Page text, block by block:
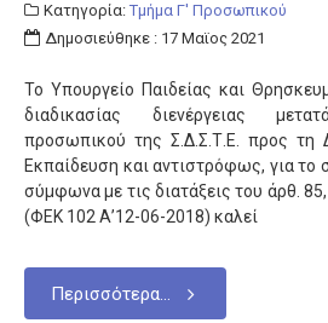
Κατηγορία: Τμήμα Γ' Προσωπικού
Δημοσιεύθηκε : 17 Μαϊος 2021
Το Υπουργείο Παιδείας και
διαδικασίας διενέργειας
προσωπικού της Σ.Δ.Σ.Τ.Ε. προς τη
Εκπαίδευση και αντιστρόφως, για το
σύμφωνα με τις διατάξεις του άρθ.
(ΦΕΚ 102 Α’12-06-2018) καλεί
Περισσότερα...